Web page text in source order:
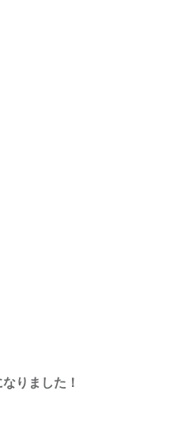
りました！